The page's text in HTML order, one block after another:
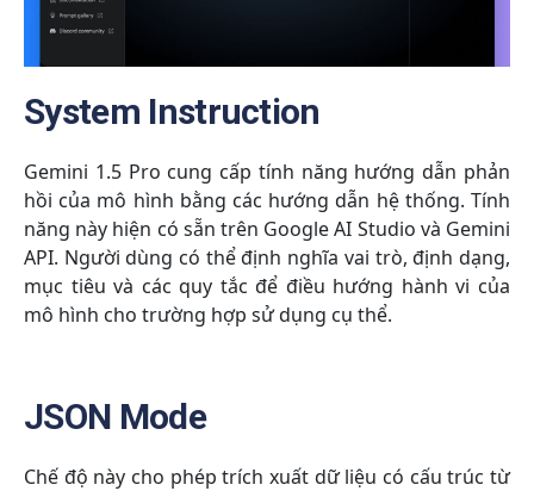
System Instruction
Gemini 1.5 Pro cung cấp tính năng hướng dẫn phản
hồi của mô hình bằng các hướng dẫn hệ thống. Tính
năng này hiện có sẵn trên Google AI Studio và Gemini
API. Người dùng có thể định nghĩa vai trò, định dạng,
mục tiêu và các quy tắc để điều hướng hành vi của
mô hình cho trường hợp sử dụng cụ thể.
JSON Mode
Chế độ này cho phép trích xuất dữ liệu có cấu trúc từ